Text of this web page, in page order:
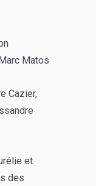
Matos
Cazier,
et
des